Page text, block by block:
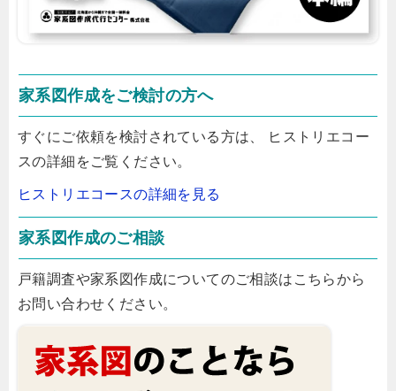
家系図作成をご検討の方へ
すぐにご依頼を検討されている方は、 ヒストリエコー
スの詳細をご覧ください。
ヒストリエコースの詳細を見る
家系図作成のご相談
戸籍調査や家系図作成についてのご相談はこちらから
お問い合わせください。